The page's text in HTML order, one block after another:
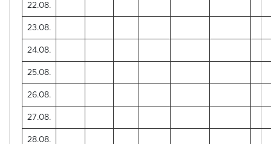
22.08.
23.08.
24.08.
25.08.
26.08.
27.08.
28.08.